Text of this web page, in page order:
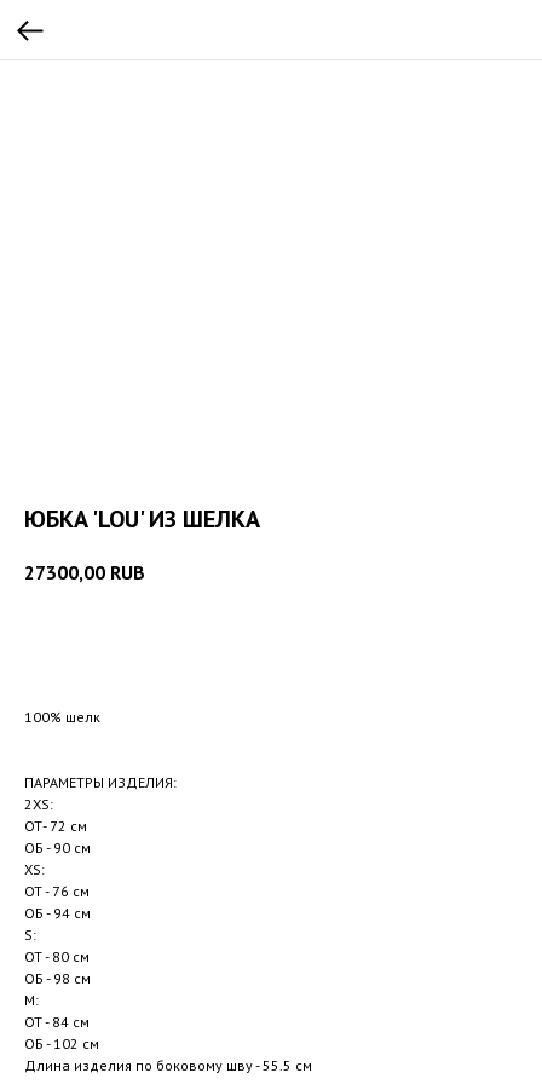
ЮБКА 'LOU' ИЗ ШЕЛКА
27300,00 RUB
100% шелк
ПАРАМЕТРЫ ИЗДЕЛИЯ:
2XS:
ОТ- 72 см
ОБ - 90 см
XS:
ОТ - 76 см
ОБ - 94 см
S:
ОТ - 80 см
ОБ - 98 см
М:
ОТ - 84 см
ОБ - 102 см
Длина изделия по боковому шву - 55.5 см